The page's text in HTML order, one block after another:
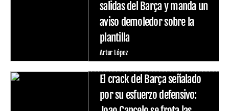
salidas del Barça y manda un
aviso demoledor sobre la
plantilla
Artur López
El crack del Barça señalado
por su esfuerzo defensivo: